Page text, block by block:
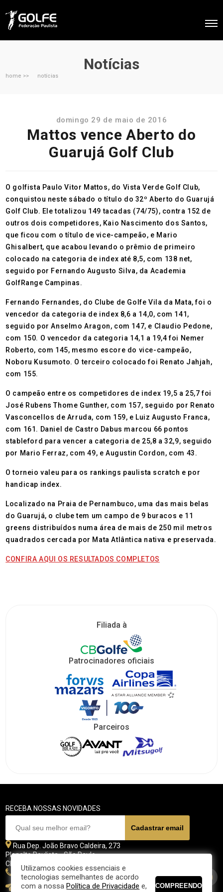
Notícias
home >> notícias
domingo 29 de maio de 2016
Mattos vence Aberto do
Guarujá Golf Club
O golfista Paulo Vitor Mattos, do Vista Verde Golf Club,
conquistou neste sábado o título do 32º Aberto do Guarujá
Golf Club. Ele totalizou 149 tacadas (74/75), contra 152 de
outros dois competidores, Kaio Nascimento dos Santos,
que ficou com o título de vice-campeão, e Mario
Ghisalbert, que acabou levando o prêmio de primeiro
colocado na categoria de index até 8,5, com 138 net,
seguido por Fernando Augusto Silva, da Academia
GolfRange Campinas.
Fernando Fernandes, do Clube de Golfe Vila da Mata, foi o
vencedor da categoria de index 8,6 a 14,0, com 141,
seguido por Anselmo Aragon, com 147, e Claudio Pedone,
com 150. O vencedor da categoria 14,1 a 19,4 foi Nemer
Roberto, com 145, mesmo escore do vice-campeão,
Noboru Kusumoto. O terceiro colocado foi Renato Jahjah,
com 155.
O campeão entre os competidores de index 19,5 a 25,7 foi
José Rubens Thome Gunther, com 157, seguido por Renato
Vasconcellos de Arruda, com 159, e Luiz Augusto Franca,
com 161. Daniel de Castro Dabus marcou 66 pontos
stableford para vencer a categoria de 25,8 a 32,9, seguido
por Mario Ferraz, com 49, e Augustin Cordon, com 43.
O torneio valeu para os rankings paulista scratch e por
handicap index.
Localizado na Praia de Pernambuco, uma das mais belas
do Guarujá, o clube tem um campo de 9 buracos e 11
greens distribuídos numa área de mais de 250 mil metros
quadrados cercada por Mata Atlântica nativa e preservada.
CONFIRA AQUI OS RESULTADOS COMPLETOS
Filiada à
Patrocinadores oficiais
Parceiros
RECEBA NOSSAS NOVIDADES
Rua Dep. João Bravo Caldeira, 273
Planalto Paulista - São Paulo
CEP 04071 - 045
11 5070-4700
fpgolfe@fpgolfe.com.br
Utilizamos cookies essenciais e
tecnologias semelhantes de acordo
com a nossaPolítica de Privacidade e,